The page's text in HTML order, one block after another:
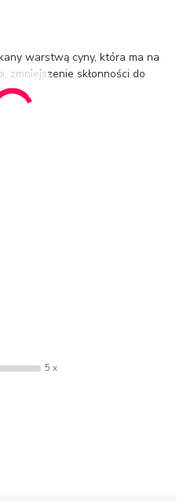
warstwą cyny, która ma na
zmniejszenie skłonności do
5 x